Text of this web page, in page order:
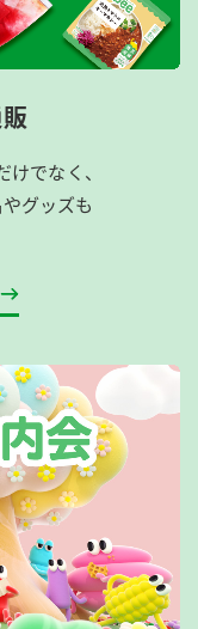
でなく、
グッズも